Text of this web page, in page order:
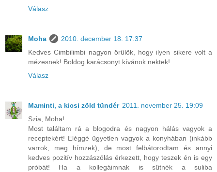
Válasz
Moha
2010. december 18. 17:37
Kedves Cimbilimbi nagyon örülök, hogy ilyen sikere volt a
mézesnek! Boldog karácsonyt kívánok nektek!
Válasz
Maminti, a kicsi zöld tündér 2011. november 25. 19:09
Szia, Moha!
Most találtam rá a blogodra és nagyon hálás vagyok a
receptekért! Eléggé ügyetlen vagyok a konyhában (inkább
varrok, meg hímzek), de most felbátorodtam és annyi
kedves pozitív hozzászólás érkezett, hogy teszek én is egy
próbát! Ha a kollegáimnak is sütnék a suliba